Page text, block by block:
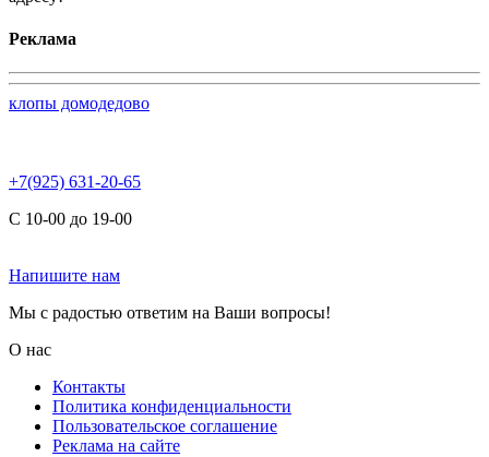
Реклама
клопы домодедово
+7(925) 631-20-65
С 10-00 до 19-00
Напишите нам
Мы с радостью ответим на Ваши вопросы!
О нас
Контакты
Политика конфиденциальности
Пользовательское соглашение
Реклама на сайте